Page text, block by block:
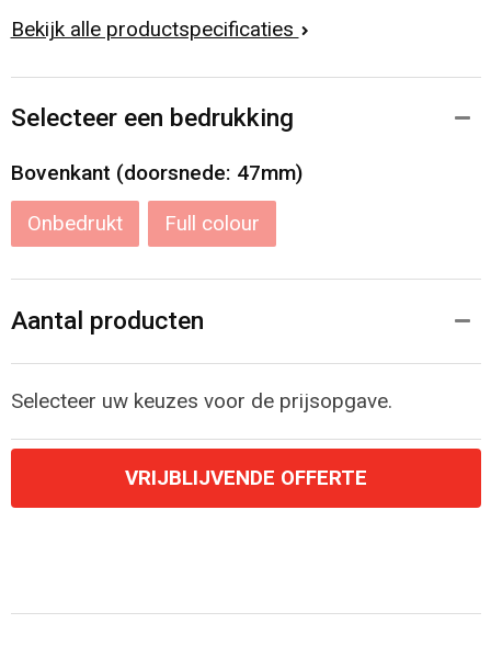
Bekijk alle productspecificaties
Selecteer een bedrukking
Bovenkant (doorsnede: 47mm)
Onbedrukt Full colour
Aantal producten
Selecteer uw keuzes voor de prijsopgave.
VRIJBLIJVENDE OFFERTE